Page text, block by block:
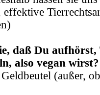
effektive
daß Du
also vegan wirst?
(außer,